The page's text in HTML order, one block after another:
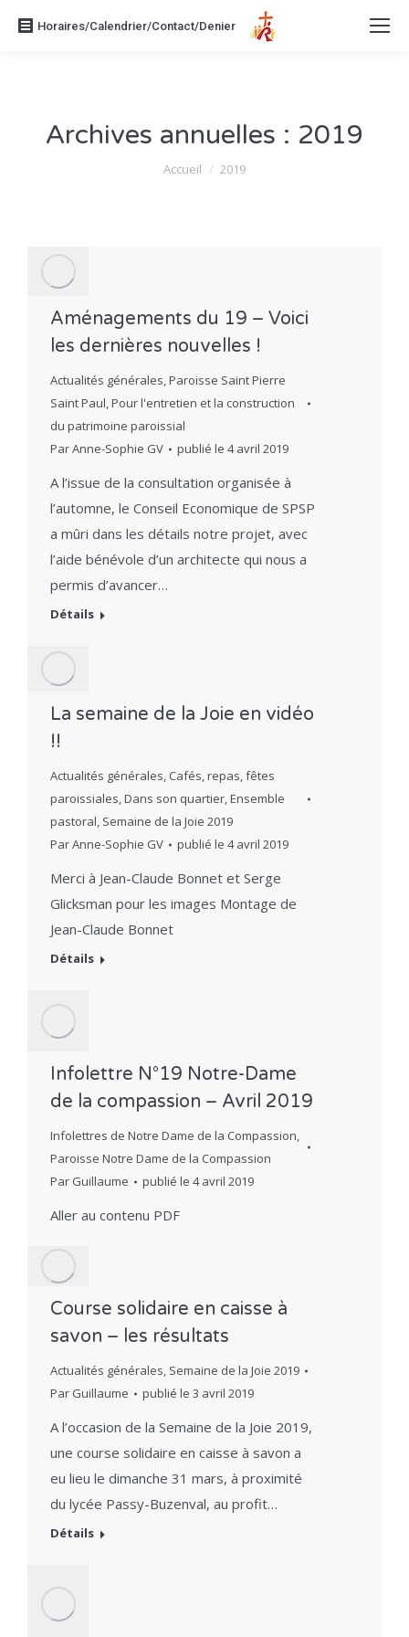
Horaires/Calendrier/Contact/Denier
Archives annuelles : 2019
Vous êtes ici :
Accueil 2019
Aménagements du 19 – Voici
les dernières nouvelles !
Actualités générales,Paroisse Saint Pierre
Saint Paul,Pour l'entretien et la construction
du patrimoine paroissial
ParAnne-Sophie GV publié le 4 avril 2019
A l’issue de la consultation organisée à
l’automne, le Conseil Economique de SPSP
a mûri dans les détails notre projet, avec
l’aide bénévole d’un architecte qui nous a
permis d’avancer…
Détails
La semaine de la Joie en vidéo
!!
Actualités générales, Cafés, repas, fêtes
paroissiales,Dans son quartier,Ensemble
pastoral, Semaine de la Joie 2019
ParAnne-Sophie GV publié le 4 avril 2019
Merci à Jean-Claude Bonnet et Serge
Glicksman pour les images Montage de
Jean-Claude Bonnet
Détails
Infolettre N°19 Notre-Dame
de la compassion – Avril 2019
Infolettres de Notre Dame de la Compassion,
Paroisse Notre Dame de la Compassion
Par Guillaume publié le 4 avril 2019
Aller au contenu PDF
Course solidaire en caisse à
savon – les résultats
Actualités générales, Semaine de la Joie 2019
Par Guillaume publié le 3 avril 2019
A l’occasion de la Semaine de la Joie 2019,
une course solidaire en caisse à savon a
eu lieu le dimanche 31 mars, à proximité
du lycée Passy-Buzenval, au profit…
Détails